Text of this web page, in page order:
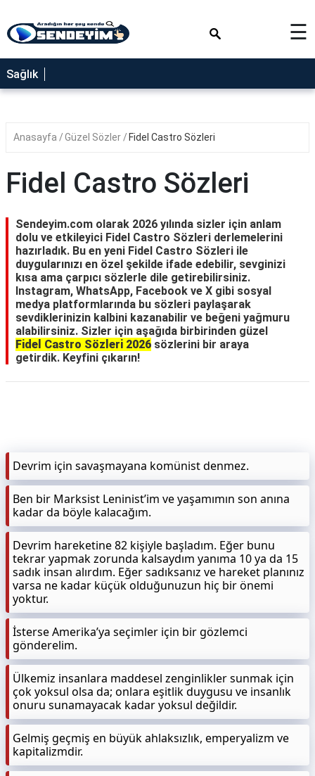
SAĞLIK
NEDİR
YEMEK
RÜYA
GEZİLECEK
YERLER
BLOG
☰
Sağlık
Anasayfa Güzel Sözler Fidel Castro Sözleri
Fidel Castro Sözleri
Sendeyim.com olarak 2026 yılında sizler için anlam
dolu ve etkileyici Fidel Castro Sözleri derlemelerini
hazırladık. Bu en yeni Fidel Castro Sözleri ile
duygularınızı en özel şekilde ifade edebilir, sevginizi
kısa ama çarpıcı sözlerle dile getirebilirsiniz.
Instagram, WhatsApp, Facebook ve X gibi sosyal
medya platformlarında bu sözleri paylaşarak
sevdiklerinizin kalbini kazanabilir ve beğeni yağmuru
alabilirsiniz. Sizler için aşağıda birbirinden güzel
Fidel Castro Sözleri 2026 sözlerini bir araya
getirdik. Keyfini çıkarın!
Devrim için savaşmayana komünist denmez.
Ben bir Marksist Leninist’im ve yaşamımın son anına
kadar da böyle kalacağım.
Devrim hareketine 82 kişiyle başladım. Eğer bunu
tekrar yapmak zorunda kalsaydım yanıma 10 ya da 15
sadık insan alırdım. Eğer sadıksanız ve hareket planınız
varsa ne kadar küçük olduğunuzun hiç bir önemi
yoktur.
İsterse Amerika’ya seçimler için bir gözlemci
gönderelim.
Ülkemiz insanlara maddesel zenginlikler sunmak için
çok yoksul olsa da; onlara eşitlik duygusu ve insanlık
onuru sunamayacak kadar yoksul değildir.
Gelmiş geçmiş en büyük ahlaksızlık, emperyalizm ve
kapitalizmdir.